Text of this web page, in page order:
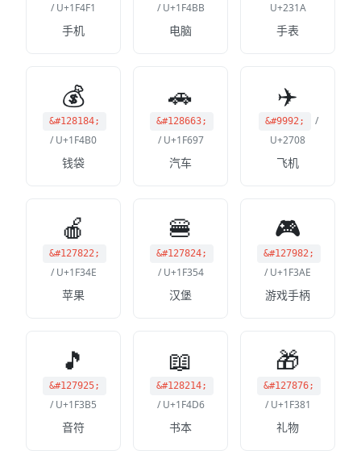
/ U+1F4F1
手机
/ U+1F4BB
电脑
U+231A
手表
💰
&#128184;
/ U+1F4B0
钱袋
🚗
&#128663;
/ U+1F697
汽车
✈️
&#9992;
/
U+2708
飞机
🍎
&#127822;
/ U+1F34E
苹果
🍔
&#127824;
/ U+1F354
汉堡
🎮
&#127982;
/ U+1F3AE
游戏手柄
🎵
&#127925;
/ U+1F3B5
音符
📖
&#128214;
/ U+1F4D6
书本
🎁
&#127876;
/ U+1F381
礼物